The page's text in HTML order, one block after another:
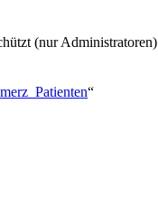
(nur Administratoren)
“